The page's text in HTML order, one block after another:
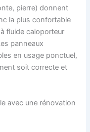
pierre) donnent
la plus confortable
fluide caloporteur
panneaux
en usage ponctuel,
soit correcte et
avec une rénovation